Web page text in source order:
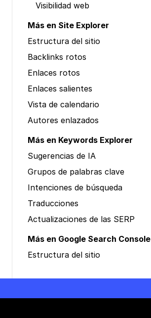
Visibilidad web
Más en Site Explorer
Estructura del sitio
Backlinks rotos
Enlaces rotos
Enlaces salientes
Vista de calendario
Autores enlazados
Más en Keywords Explorer
Sugerencias de IA
Grupos de palabras clave
Intenciones de búsqueda
Traducciones
Actualizaciones de las SERP
Más en Google Search Console
Estructura del sitio